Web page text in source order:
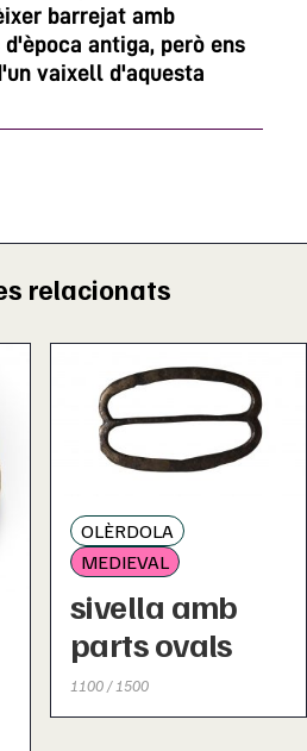
barrejat amb
antiga, però ens
vaixell d'aquesta
relacionats
OLÈRDOLA
MEDIEVAL
sivella amb
parts ovals
1100 / 1500